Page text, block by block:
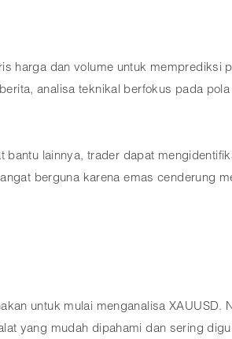
harga dan volume untuk memprediksi
analisa teknikal berfokus pada
lainnya, trader dapat
berguna karena emas cenderung
untuk mulai menganalisa XAUUSD.
yang mudah dipahami dan sering